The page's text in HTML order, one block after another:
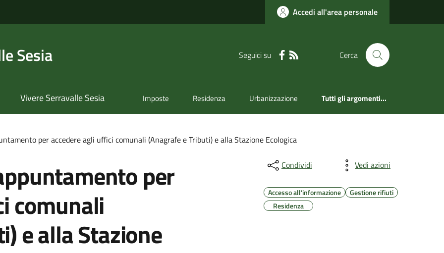
Accedi all'area personale
Sesia Seguici su Cerca
Vivere Serravalle Sesia Imposte Residenza Urbanizzazione Tutti gli argomenti...
per accedere agli uffici comunali (Anagrafe e Tributi) e alla Stazione Ecologica
per
comunali
e alla Stazione
Condividi Vedi azioni
Accesso all'informazione
Gestione rifiuti
Residenza